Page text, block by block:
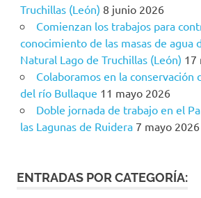
Truchillas (León) 8 junio 2026
Comienzan los trabajos para
conocimiento de las masas de agua
Natural Lago de Truchillas (León) 17
Colaboramos en la conservación
del río Bullaque 11 mayo 2026
Doble jornada de trabajo en el
las Lagunas de Ruidera 7 mayo 2026
ENTRADAS POR CATEGORÍA: